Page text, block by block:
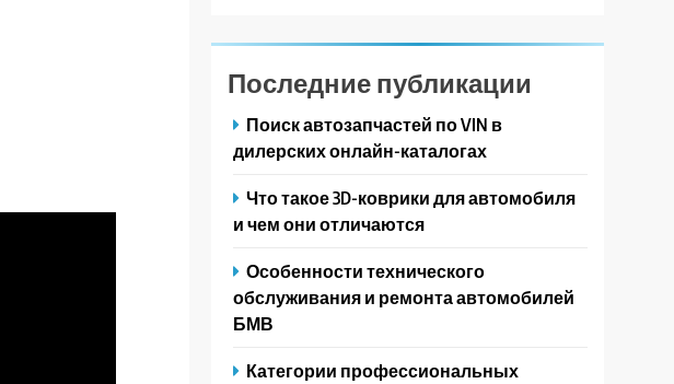
Последние публикации
Поиск автозапчастей по VIN в
дилерских онлайн-каталогах
Что такое 3D-коврики для автомобиля
и чем они отличаются
Особенности технического
обслуживания и ремонта автомобилей
БМВ
Категории профессиональных